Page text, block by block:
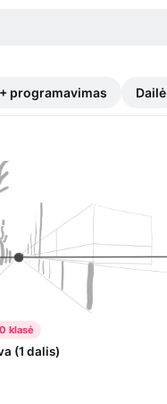
programavimas Dailė
klasė
(1 dalis)